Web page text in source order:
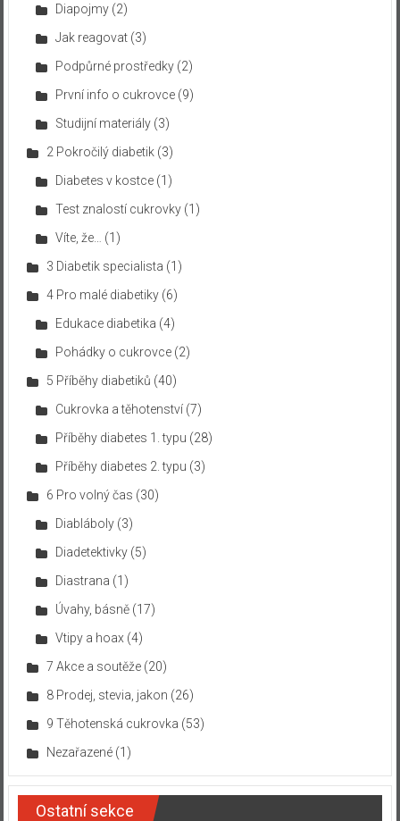
Diapojmy(2)
Jak reagovat(3)
Podpůrné prostředky(2)
První info o cukrovce(9)
Studijní materiály(3)
2 Pokročilý diabetik(3)
Diabetes v kostce(1)
Test znalostí cukrovky(1)
Víte, že…
(1)
3 Diabetik specialista (1)
4 Pro malé diabetiky(6)
Edukace diabetika (4)
Pohádky o cukrovce(2)
5 Příběhy diabetiků (40)
Cukrovka a těhotenství(7)
Příběhy diabetes 1. typu (28)
Příběhy diabetes 2. typu (3)
6 Pro volný čas (30)
Diabláboly(3)
Diadetektivky(5)
Diastrana (1)
Úvahy, básně(17)
Vtipy a hoax (4)
7 Akce a soutěže(20)
8 Prodej, stevia, jakon (26)
9 Těhotenská cukrovka (53)
Nezařazené(1)
Ostatní sekce